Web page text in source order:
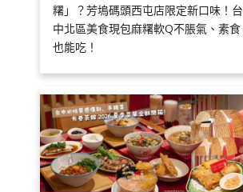
糬」？芳塢碼頭西屯店限定新口味！台
中北區美食現包麻糬軟Q不脹氣、素食
也能吃！